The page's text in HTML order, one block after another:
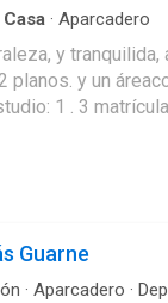
Casa · Aparcadero
y
y un
1 . 3
Guarne
· Aparcadero ·